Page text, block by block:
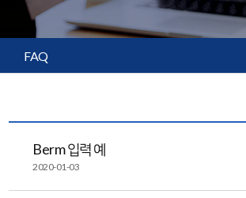
FAQ
Berm 입력 예
2020-01-03